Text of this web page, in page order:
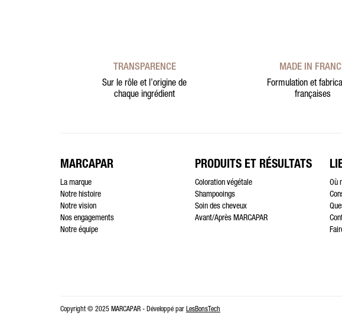
TRANSPARENCE
Sur le rôle et l’origine de
chaque ingrédient
MADE IN
Formulation et
françaises
MARCAPAR
La marque
Notre histoire
Notre vision
Nos engagements
Notre équipe
PRODUITS ET RÉSULTATS
Coloration végétale
Shampooings
Soin des cheveux
Avant/Après MARCAPAR
Où
Copyright © 2025 MARCAPAR - Développé par LesBonsTech